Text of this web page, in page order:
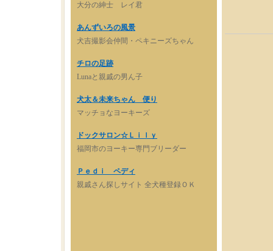
大分の紳士 レイ君
あんずいろの風景
犬吉撮影会仲間・ペキニーズちゃん
チロの足跡
Lunaと親戚の男ん子
犬太＆未来ちゃん 便り
マッチョなヨーキーズ
ドックサロン☆Ｌｉｌｙ
福岡市のヨーキー専門ブリーダー
Ｐｅｄｉ ペディ
親戚さん探しサイト 全犬種登録ＯＫ